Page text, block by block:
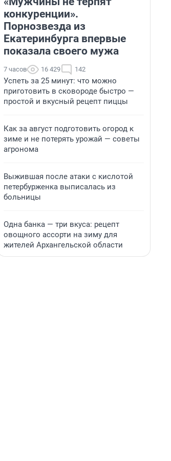
конкуренции».
Порнозвезда из
Екатеринбурга впервые
показала своего мужа
7 часов 16 429 142
Успеть за 25 минут: что можно
приготовить в сковороде быстро —
простой и вкусный рецепт пиццы
Как за август подготовить огород к
зиме и не потерять урожай — советы
агронома
Выжившая после атаки с кислотой
петербурженка выписалась из
больницы
Одна банка — три вкуса: рецепт
овощного ассорти на зиму для
жителей Архангельской области